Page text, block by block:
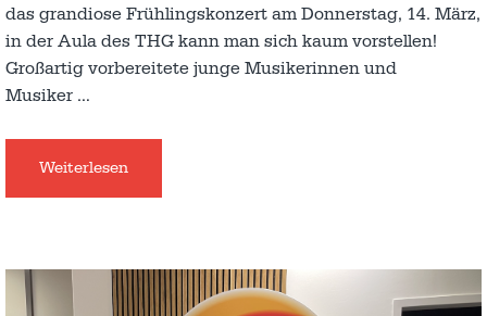
das grandiose Frühlingskonzert am Donnerstag, 14. März,
in der Aula des THG kann man sich kaum vorstellen!
Großartig vorbereitete junge Musikerinnen und
Musiker …
Weiterlesen